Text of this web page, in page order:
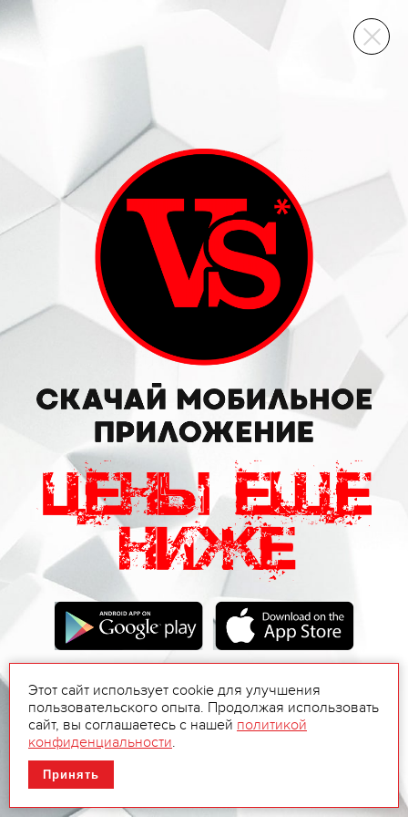
ВИННЫЙ СКЛАД
Этот сайт использует cookie для улучшения
пользовательского опыта. Продолжая использовать
сайт, вы соглашаетесь с нашей политикой
конфиденциальности.
Принять